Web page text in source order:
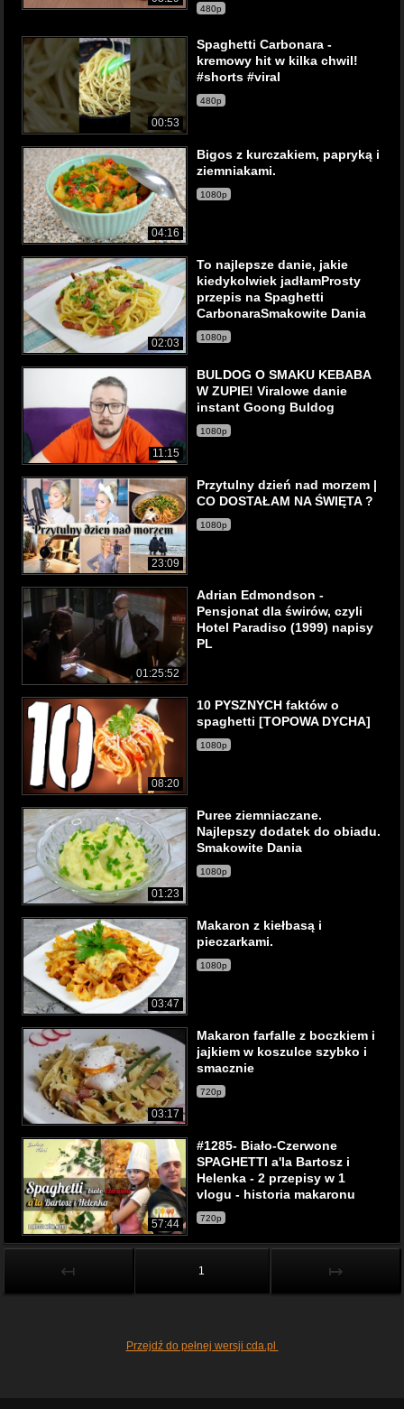
480p
00:53
Spaghetti Carbonara -
kremowy hit w kilka chwil!
#shorts #viral
480p
04:16
Bigos z kurczakiem, papryką i
ziemniakami.
1080p
02:03
To najlepsze danie, jakie
kiedykolwiek jadłamProsty
przepis na Spaghetti
CarbonaraSmakowite Dania
1080p
11:15
BULDOG O SMAKU KEBABA
W ZUPIE! Viralowe danie
instant Goong Buldog
1080p
23:09
Przytulny dzień nad morzem |
CO DOSTAŁAM NA ŚWIĘTA ?
1080p
01:25:52
Adrian Edmondson -
Pensjonat dla świrów, czyli
Hotel Paradiso (1999) napisy
PL
08:20
10 PYSZNYCH faktów o
spaghetti [TOPOWA DYCHA]
1080p
01:23
Puree ziemniaczane.
Najlepszy dodatek do obiadu.
Smakowite Dania
1080p
03:47
Makaron z kiełbasą i
pieczarkami.
1080p
03:17
Makaron farfalle z boczkiem i
jajkiem w koszulce szybko i
smacznie
720p
57:44
#1285- Biało-Czerwone
SPAGHETTI a'la Bartosz i
Helenka - 2 przepisy w 1
vlogu - historia makaronu
720p
↤ 1 ↦
Przejdź do pełnej wersji cda.pl